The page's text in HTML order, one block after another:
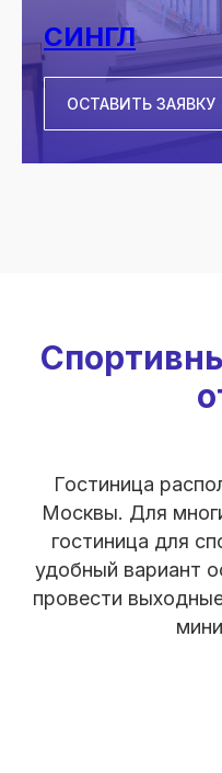
СИНГЛ
ОСТАВИТЬ ЗАЯВКУ
Гостиница
Москвы. Для
гостиница для
удобный вариант
провести